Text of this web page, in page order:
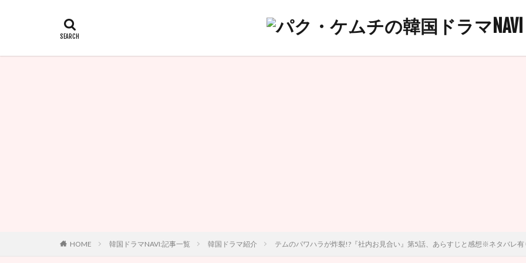
HOME 韓国ドラマNAVI:記事一覧 韓国ドラマ紹介 テムのパワハラが炸裂!?『社内お見合い』第5話、あらすじと感想※ネタバレ有